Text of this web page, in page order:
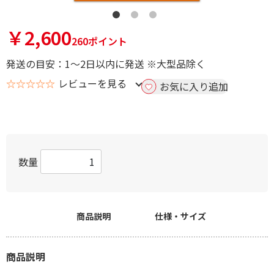
￥2,600260ポイント
発送の目安：1～2日以内に発送 ※大型品除く
☆☆☆☆☆ レビューを見る お気に入り追加
数量
商品説明 仕様・サイズ
商品説明